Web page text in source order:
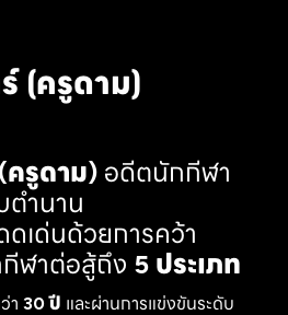
(ครูดาม)
ครูดาม)อดีตนักกีฬา
ตำนาน
ดเด่นด้วยการคว้า
ฬาต่อสู้ถึง 5 ประเภท
า 30 ปี และผ่านการแข่งขันระดับ